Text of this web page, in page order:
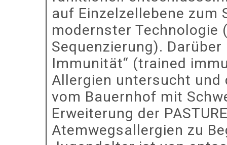
auf Einzelzellebene
modernster Technologie
Sequenzierung).
Immunität“ (trained
Allergien untersucht
vom Bauernhof mit
Erweiterung der
Atemwegsallergien zu